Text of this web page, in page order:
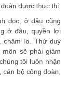
được thực thi.
dọc, ở đâu cũng
ở đâu, quyền lợi
chăm lo. Thứ duy
môn sẽ phải giảm
tôi luôn nhận
bộ công đoàn,